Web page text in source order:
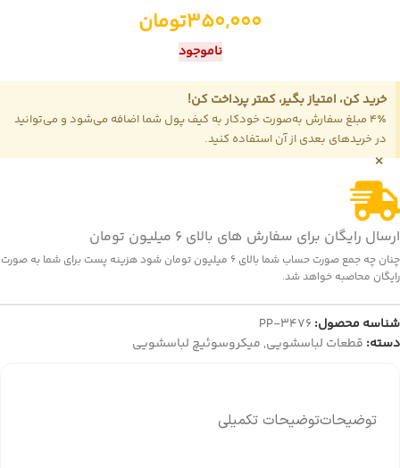
350,000تومان
ناموجود
خرید کن، امتیاز بگیر، کمتر پرداخت کن!
4٪ مبلغ سفارش به‌صورت خودکار به کیف پول شما اضافه می‌شود و می‌توانید
در خریدهای بعدی از آن استفاده کنید.
×
ارسال رایگان برای سفارش های بالای 6 میلیون تومان
چنان چه جمع صورت حساب شما بالای 6 میلیون تومان شود هزینه پست برای شما به صورت
رایگان محاصبه خواهد شد.
شناسه محصول: PP-3476
دسته: قطعات لباسشویی, میکروسوئیچ لباسشویی
توضیحاتتوضیحات تکمیلی